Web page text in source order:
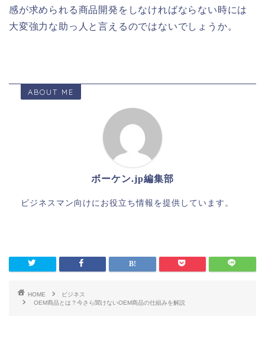
感が求められる商品開発をしなければならない時には
大変強力な助っ人と言えるのではないでしょうか。
ABOUT ME
ボーケン.jp編集部
ビジネスマン向けにお役立ち情報を提供しています。
HOME
ビジネス
OEM商品とは？今さら聞けないOEM商品の仕組みを解説